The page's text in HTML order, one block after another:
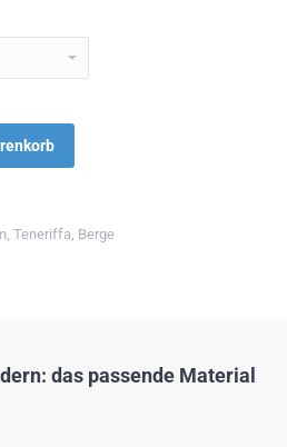
, Teneriffa, Berge
das passende Material